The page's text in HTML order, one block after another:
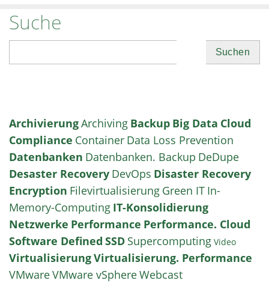
Suche
ArchivierungArchiving Backup Big Data Cloud
Compliance Container Data Loss Prevention
Datenbanken Datenbanken. Backup DeDupe
Desaster Recovery DevOps Disaster Recovery
Encryption Filevirtualisierung Green IT In-
Memory-Computing IT-Konsolidierung
Netzwerke Performance Performance. Cloud
Software Defined SSD Supercomputing Video
VirtualisierungVirtualisierung. Performance
VMwareVMware vSphereWebcast